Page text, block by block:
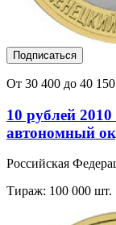
Подписаться
От 30 400 до 40
10 рублей
автономный
Российская
Тираж: 100 000 шт.